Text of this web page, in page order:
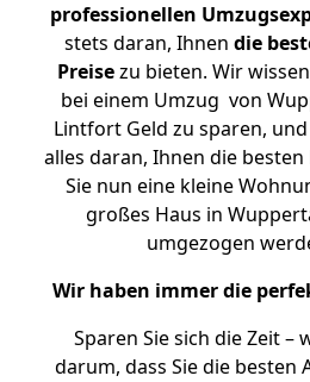
professionellen
stets daran, Ihnen die
Preisezu bieten. Wir
bei einem Umzug von
Lintfort Geld zu sparen,
alles daran, Ihnen die
Sie nun eine kleine
großes Haus in
umgezogen
Wir haben immer die
Sparen Sie sich die Zeit –
darum, dass Sie die besten